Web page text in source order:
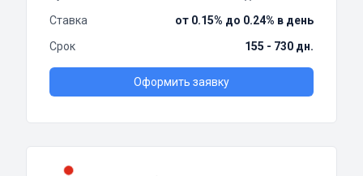
Ставка
от 0.15% до 0.24% в день
Срок
155 - 730 дн.
Оформить заявку